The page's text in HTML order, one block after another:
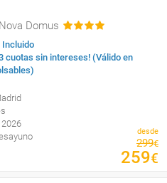
Domus
Incluido
cuotas sin intereses! (Válido en
desde
299€
259€